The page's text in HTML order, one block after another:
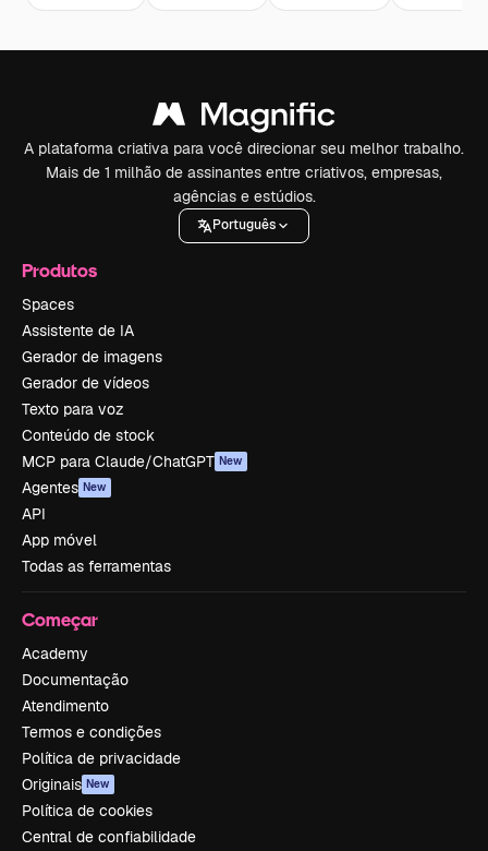
A plataforma criativa para você direcionar seu melhor trabalho.
Mais de 1 milhão de assinantes entre criativos, empresas,
agências e estúdios.
Português
Produtos
Spaces
Assistente de IA
Gerador de imagens
Gerador de vídeos
Texto para voz
Conteúdo de stock
MCP para Claude/ChatGPT New
Agentes New
API
App móvel
Todas as ferramentas
Começar
Academy
Documentação
Atendimento
Termos e condições
Política de privacidade
Originais New
Política de cookies
Central de confiabilidade